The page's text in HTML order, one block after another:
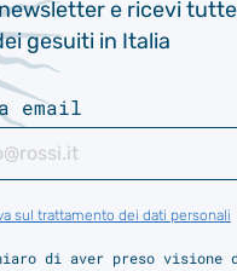
e ricevi
gesuiti in Italia
email
sul trattamento dei dati personali
di aver preso visione